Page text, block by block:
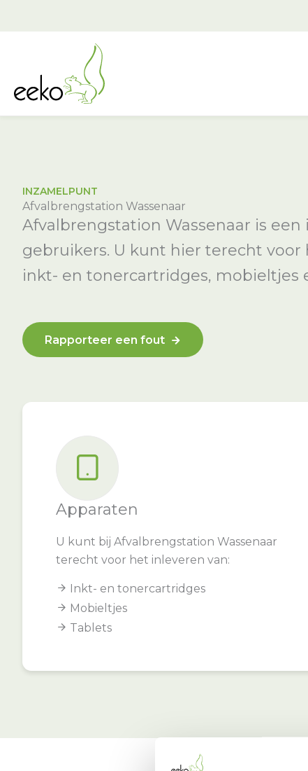
INZAMELPUNT
Afvalbrengstation Wassenaar
Afvalbrengstation Wassenaar is
gebruikers. U kunt hier terecht
inkt- en tonercartridges, mobieltjes
Rapporteer een fout
Apparaten
U kunt bij Afvalbrengstation Wassenaar
terecht voor het inleveren van:
Inkt- en tonercartridges
Mobieltjes
Tablets